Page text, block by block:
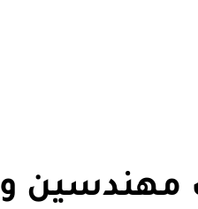
مهندسين